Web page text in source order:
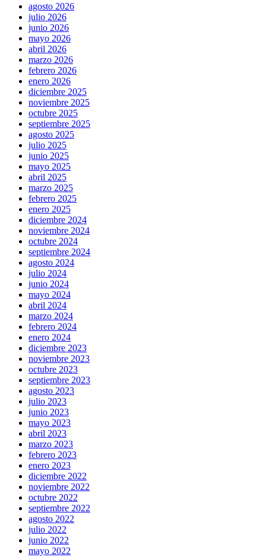
agosto 2026
julio 2026
junio 2026
mayo 2026
abril 2026
marzo 2026
febrero 2026
enero 2026
diciembre 2025
noviembre 2025
octubre 2025
septiembre 2025
agosto 2025
julio 2025
junio 2025
mayo 2025
abril 2025
marzo 2025
febrero 2025
enero 2025
diciembre 2024
noviembre 2024
octubre 2024
septiembre 2024
agosto 2024
julio 2024
junio 2024
mayo 2024
abril 2024
marzo 2024
febrero 2024
enero 2024
diciembre 2023
noviembre 2023
octubre 2023
septiembre 2023
agosto 2023
julio 2023
junio 2023
mayo 2023
abril 2023
marzo 2023
febrero 2023
enero 2023
diciembre 2022
noviembre 2022
octubre 2022
septiembre 2022
agosto 2022
julio 2022
junio 2022
mayo 2022